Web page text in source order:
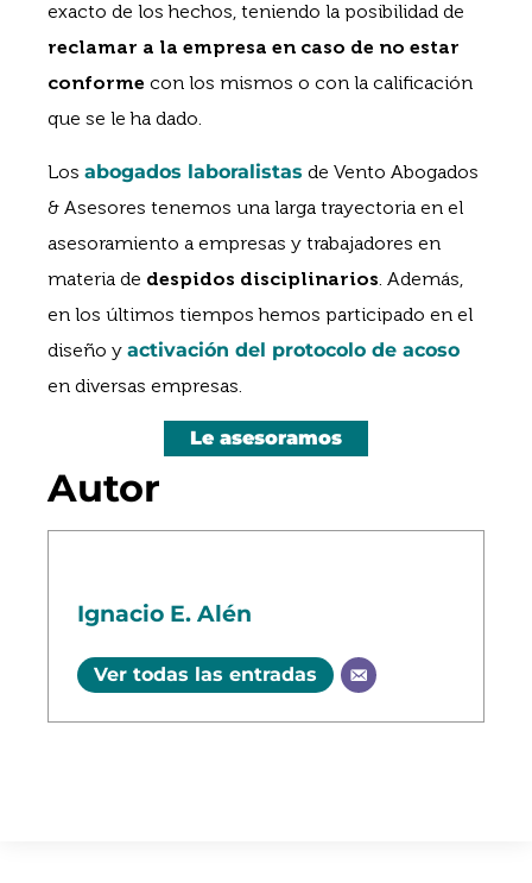
exacto de los hechos, teniendo la posibilidad de
reclamar a la empresa en caso de no estar
conforme con los mismos o con la calificación
que se le ha dado.
Los abogados laboralistas de Vento Abogados
& Asesores tenemos una larga trayectoria en el
asesoramiento a empresas y trabajadores en
materia de despidos disciplinarios . Además,
en los últimos tiempos hemos participado en el
diseño y activación del protocolo de acoso
en diversas empresas.
Le asesoramos
Autor
Ignacio E. Alén
Ver todas las entradas